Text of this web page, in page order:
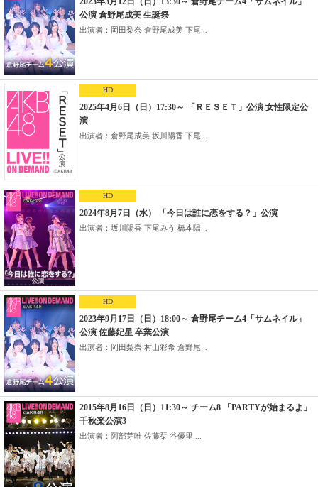
公演 倉野尾成美 生誕祭
出演者：岡田梨奈 倉野尾成美 下尾...
HD
2025年4月6日（日）17:30～ 「ＲＥＳＥＴ」公演 女性限定公
演
出演者：倉野尾成美 坂川陽香 下尾...
HD
2024年8月7日（水） 「今日は誰に恋をする？」公演
出演者：坂川陽香 下尾みう 橋本陽...
HD
2023年9月17日（日）18:00～ 倉野尾チーム4「サムネイル」
公演 佐藤妃星 卒業公演
出演者：岡田梨奈 村山彩希 倉野尾...
2015年8月16日（日）11:30～ チーム8 「PARTYが始まるよ」
千秋楽公演3
出演者：阿部芽唯 佐藤栞 谷優里 ...